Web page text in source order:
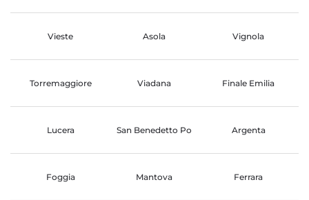
Vieste Asola Vignola
Torremaggiore Viadana Finale Emilia
Lucera San Benedetto Po Argenta
Foggia Mantova Ferrara